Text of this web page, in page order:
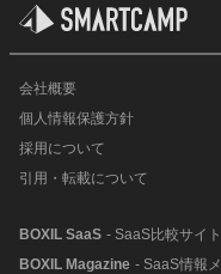
会社概要
個人情報保護方針
採用について
引用・転載について
BOXIL SaaS - SaaS比較サイト
BOXIL Magazine - SaaS情報